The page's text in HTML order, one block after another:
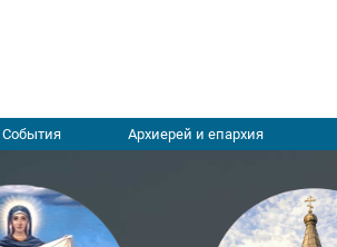
События Архиерей и епархия